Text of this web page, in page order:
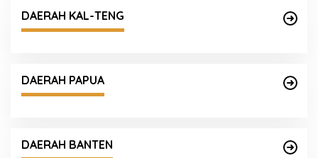
DAERAH KAL-TENG
DAERAH PAPUA
DAERAH BANTEN